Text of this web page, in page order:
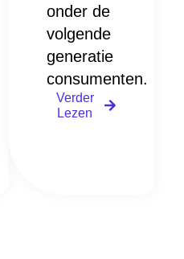
onder de
volgende
generatie
consumenten.
Verder
Lezen